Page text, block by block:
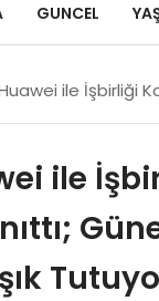
GUNCEL
ile İşbirliği
ile